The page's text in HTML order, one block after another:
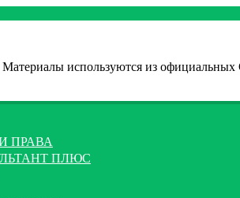
Материалы используются из
ПРАВА
ПЛЮС